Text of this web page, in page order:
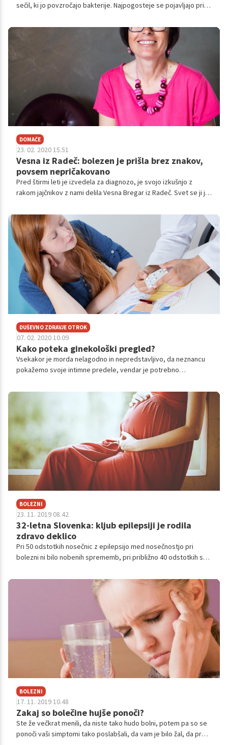
sečil, ki jo povzročajo bakterije. Najpogosteje se pojavljajo pri
pomagati.
DOMAČE
23. 02. 2020 15.51
Vesna iz Radeč: bolezen je prišla brez znakov,
povsem nepričakovano
Pred štirmi leti je izvedela za diagnozo, je svojo izkušnjo z
rakom jajčnikov z nami delila Vesna Bregar iz Radeč. Svet se ji je
morje. “In zgodilo se je povsem nepričakovano, brez kakršnih
koli znakov, da bi se kaj takega lahko zgodilo.”
DUŠEVNO ZDRAVJE OTROK
07. 02. 2020 10.09
Kako poteka ginekološki pregled?
Vsekakor je morda nelagodno in nepredstavljivo, da neznancu
pokažemo svoje intimne predele, vendar je potrebno
načeloma niso boleči, so pa nujni, če želiš ohraniti telo v
BOLEZNI
23. 11. 2019 08.42
32-letna Slovenka: kljub epilepsiji je rodila
zdravo deklico
Pri 50 odstotkih nosečnic z epilepsijo med nosečnostjo pri
bolezni ni bilo nobenih sprememb, pri približno 40 odstotkih se
epilepsijo pa je nosečnost privedla do poslabšanja. Epilepsija ni
razlog, da bi se nosečnost odsvetovala. Približno 90 odstotkov
vseh epileptičnih nosečnic doživi zdravo nosečnost in rodi
BOLEZNI
17. 11. 2019 10.48
Zakaj so bolečine hujše ponoči?
Ste že večkrat menili, da niste tako hudo bolni, potem pa so se
ponoči vaši simptomi tako poslabšali, da vam je bilo žal, da prej